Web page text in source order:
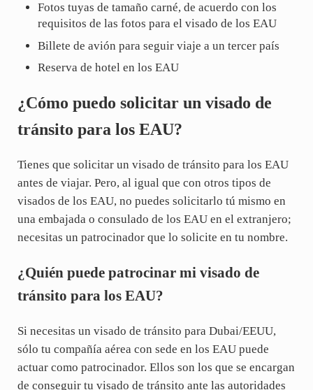
Fotos tuyas de tamaño carné, de acuerdo con los
requisitos de las fotos para el visado de los EAU
Billete de avión para seguir viaje a un tercer país
Reserva de hotel en los EAU
¿Cómo puedo solicitar un visado de
tránsito para los EAU?
Tienes que solicitar un visado de tránsito para los EAU
antes de viajar. Pero, al igual que con otros tipos de
visados de los EAU, no puedes solicitarlo tú mismo en
una embajada o consulado de los EAU en el extranjero;
necesitas un patrocinador que lo solicite en tu nombre.
¿Quién puede patrocinar mi visado de
tránsito para los EAU?
Si necesitas un visado de tránsito para Dubai/EEUU,
sólo tu compañía aérea con sede en los EAU puede
actuar como patrocinador. Ellos son los que se encargan
de conseguir tu visado de tránsito ante las autoridades